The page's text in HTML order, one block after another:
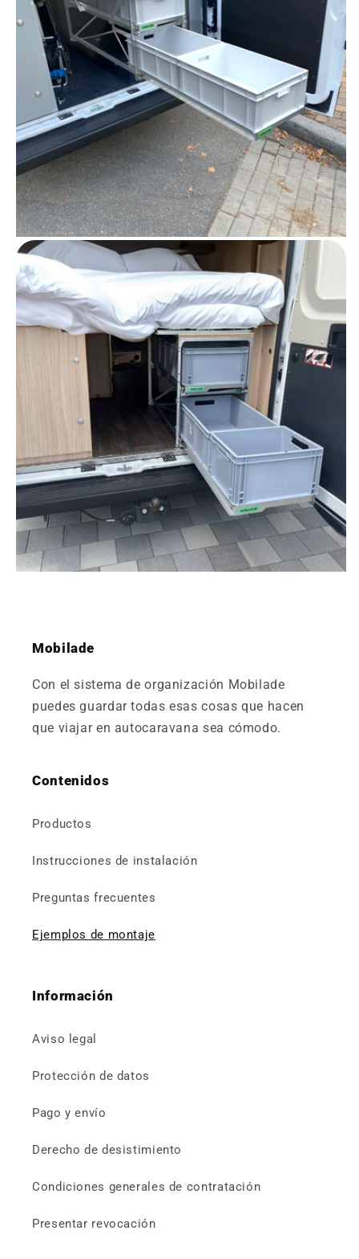
Mobilade
Con el sistema de organización Mobilade
puedes guardar todas esas cosas que hacen
que viajar en autocaravana sea cómodo.
Contenidos
Productos
Instrucciones de instalación
Preguntas frecuentes
Ejemplos de montaje
Información
Aviso legal
Protección de datos
Pago y envío
Derecho de desistimiento
Condiciones generales de contratación
Presentar revocación